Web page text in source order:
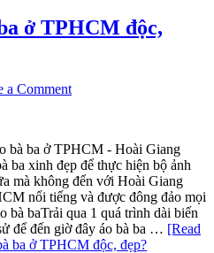
ở TPHCM độc,
a Comment
bà ba ở TPHCM - Hoài Giang
ba xinh đẹp để thực hiện bộ ảnh
mà không đến với Hoài Giang
nổi tiếng và được đông đảo mọi
bà baTrải qua 1 quá trình dài biến
để đến giờ đây áo bà ba … [Read
ba ở TPHCM độc, đẹp?